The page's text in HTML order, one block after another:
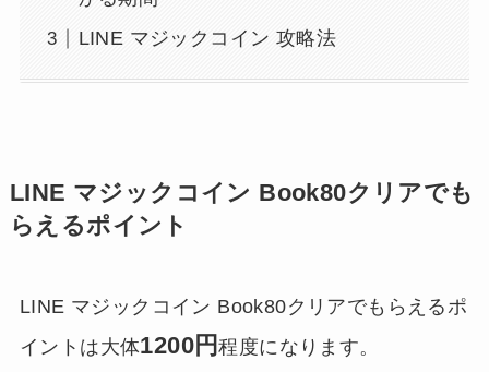
LINE マジックコイン 攻略法
LINE マジックコイン Book80クリアでも
らえるポイント
LINE マジックコイン Book80クリアでもらえるポ
イントは大体1200円程度になります。